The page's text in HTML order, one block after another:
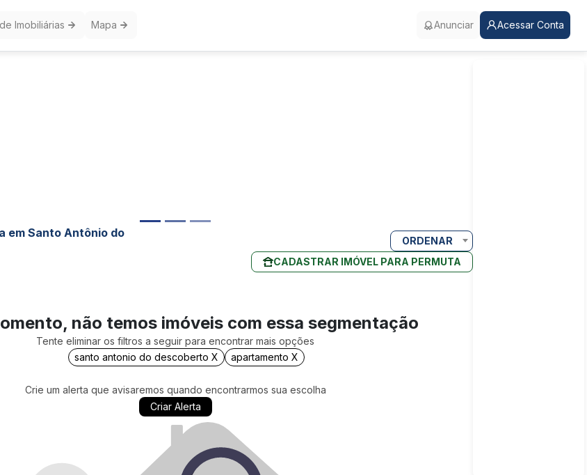
Imobiliárias Mapa Anunciar Acessar Conta
em Santo Antônio do
ORDENAR
CADASTRAR IMÓVEL PARA PERMUTA
não temos imóveis com essa segmentação
Tente eliminar os filtros a seguir para encontrar mais opções
santo antonio do descoberto X
apartamento X
Crie um alerta que avisaremos quando encontrarmos sua escolha
Criar Alerta